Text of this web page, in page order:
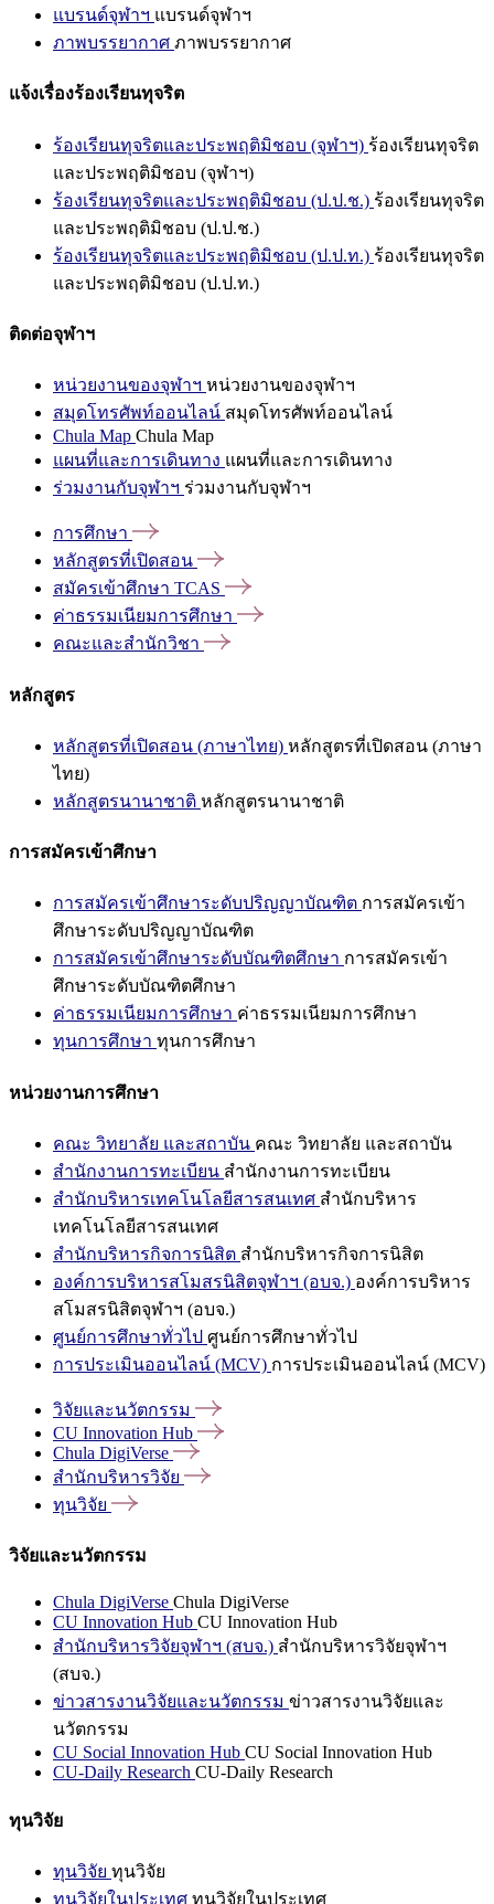
แบรนด์จุฬาฯ แบรนด์จุฬาฯ
ภาพบรรยากาศ ภาพบรรยากาศ
แจ้งเรื่องร้องเรียนทุจริต
ร้องเรียนทุจริตและประพฤติมิชอบ (จุฬาฯ) ร้องเรียนทุจริต
และประพฤติมิชอบ (จุฬาฯ)
ร้องเรียนทุจริตและประพฤติมิชอบ (ป.ป.ช.) ร้องเรียนทุจริต
และประพฤติมิชอบ (ป.ป.ช.)
ร้องเรียนทุจริตและประพฤติมิชอบ (ป.ป.ท.) ร้องเรียนทุจริต
และประพฤติมิชอบ (ป.ป.ท.)
ติดต่อจุฬาฯ
หน่วยงานของจุฬาฯ หน่วยงานของจุฬาฯ
สมุดโทรศัพท์ออนไลน์ สมุดโทรศัพท์ออนไลน์
Chula Map Chula Map
แผนที่และการเดินทาง แผนที่และการเดินทาง
ร่วมงานกับจุฬาฯ ร่วมงานกับจุฬาฯ
การศึกษา
หลักสูตรที่เปิดสอน
สมัครเข้าศึกษา TCAS
ค่าธรรมเนียมการศึกษา
คณะและสำนักวิชา
หลักสูตร
หลักสูตรที่เปิดสอน (ภาษาไทย) หลักสูตรที่เปิดสอน (ภาษา
ไทย)
หลักสูตรนานาชาติ หลักสูตรนานาชาติ
การสมัครเข้าศึกษา
การสมัครเข้าศึกษาระดับปริญญาบัณฑิต การสมัครเข้า
ศึกษาระดับปริญญาบัณฑิต
การสมัครเข้าศึกษาระดับบัณฑิตศึกษา การสมัครเข้า
ศึกษาระดับบัณฑิตศึกษา
ค่าธรรมเนียมการศึกษา ค่าธรรมเนียมการศึกษา
ทุนการศึกษา ทุนการศึกษา
หน่วยงานการศึกษา
คณะ วิทยาลัย และสถาบัน คณะ วิทยาลัย และสถาบัน
สำนักงานการทะเบียน สำนักงานการทะเบียน
สำนักบริหารเทคโนโลยีสารสนเทศ สำนักบริหาร
เทคโนโลยีสารสนเทศ
สำนักบริหารกิจการนิสิต สำนักบริหารกิจการนิสิต
องค์การบริหารสโมสรนิสิตจุฬาฯ (อบจ.) องค์การบริหาร
สโมสรนิสิตจุฬาฯ (อบจ.)
ศูนย์การศึกษาทั่วไป ศูนย์การศึกษาทั่วไป
การประเมินออนไลน์ (MCV) การประเมินออนไลน์ (MCV)
วิจัยและนวัตกรรม
CU Innovation Hub
Chula DigiVerse
สำนักบริหารวิจัย
ทุนวิจัย
วิจัยและนวัตกรรม
Chula DigiVerse Chula DigiVerse
CU Innovation Hub CU Innovation Hub
สำนักบริหารวิจัยจุฬาฯ (สบจ.) สำนักบริหารวิจัยจุฬาฯ
(สบจ.)
ข่าวสารงานวิจัยและนวัตกรรม ข่าวสารงานวิจัยและ
นวัตกรรม
CU Social Innovation Hub CU Social Innovation Hub
CU-Daily Research CU-Daily Research
ทุนวิจัย
ทุนวิจัย ทุนวิจัย
ทุนวิจัยในประเทศ ทุนวิจัยในประเทศ